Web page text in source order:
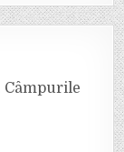
Câmpurile